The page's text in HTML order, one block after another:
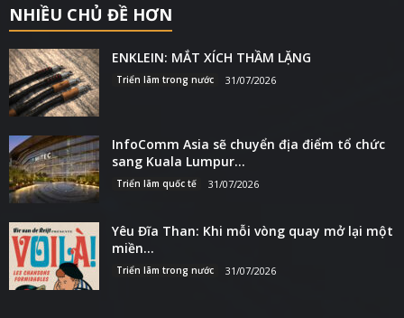
NHIỀU CHỦ ĐỀ HƠN
ENKLEIN: MẮT XÍCH THẦM LẶNG
Triển lãm trong nước 31/07/2026
InfoComm Asia sẽ chuyển địa điểm tổ chức
sang Kuala Lumpur...
Triển lãm quốc tế 31/07/2026
Yêu Đĩa Than: Khi mỗi vòng quay mở lại một
miền...
Triển lãm trong nước 31/07/2026